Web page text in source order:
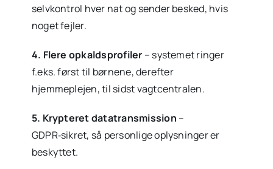
selvkontrol hver nat og sender besked, hvis
noget fejler.
4. Flere opkaldsprofiler – systemet ringer
f.eks. først til børnene, derefter
hjemmeplejen, til sidst vagtcentralen.
5. Krypteret datatransmission –
GDPR‑sikret, så personlige oplysninger er
beskyttet.